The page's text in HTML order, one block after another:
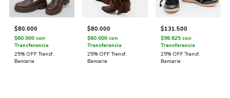
$80.000
$60.000 con
Transferencia
$80.000
$60.000con
Transferencia
$131.500
$98.625 con
Transferencia